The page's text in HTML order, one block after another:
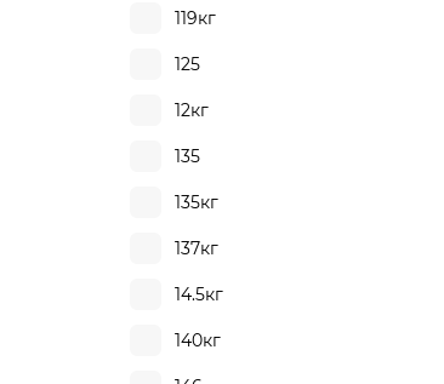
119кг
125
12кг
135
135кг
137кг
14.5кг
140кг